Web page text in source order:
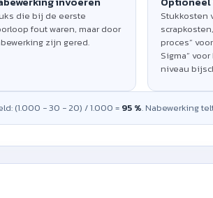
die bij de eerste
fout waren, maar door
zijn gered.
Stukkosten
proces“
Sigma“
niveau
(1.000 − 30 − 20) / 1.000 = 95 %. Nabewerking